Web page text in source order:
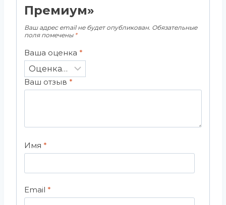
Премиум»
Ваш адрес email не будет опубликован. Обязательные
поля помечены *
Ваша оценка *
Ваш отзыв *
Имя *
Email *